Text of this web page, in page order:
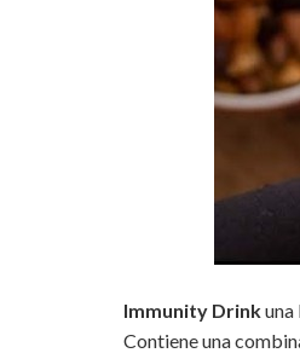
Immunity Drinkuna
Contiene una